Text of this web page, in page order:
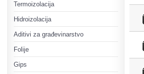
Termoizolacija
Hidroizolacija
Aditivi za građevinarstvo
Folije
Gips